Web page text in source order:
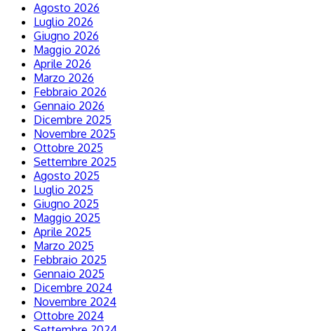
Agosto 2026
Luglio 2026
Giugno 2026
Maggio 2026
Aprile 2026
Marzo 2026
Febbraio 2026
Gennaio 2026
Dicembre 2025
Novembre 2025
Ottobre 2025
Settembre 2025
Agosto 2025
Luglio 2025
Giugno 2025
Maggio 2025
Aprile 2025
Marzo 2025
Febbraio 2025
Gennaio 2025
Dicembre 2024
Novembre 2024
Ottobre 2024